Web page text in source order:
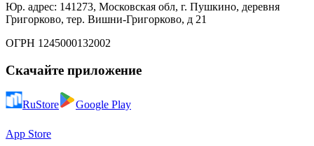
Юр. адрес: 141273, Московская обл, г. Пушкино, деревня
Григорково, тер. Вишни-Григорково, д 21
ОГРН 1245000132002
Скачайте приложение
RuStore Google Play
App Store